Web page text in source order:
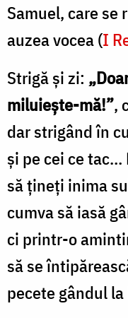
Samuel, care se
auzea vocea (I
Strigă și zi:
miluiește-mă!”,
dar strigând în
și pe cei ce tac…
să țineți inima
cumva să iasă
ci printr-o
să se
pecete gândul